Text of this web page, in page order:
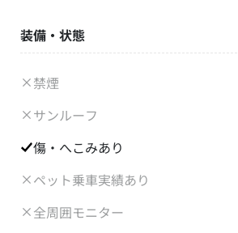
装備・状態
禁煙
サンルーフ
傷・へこみあり
ペット乗車実績あり
全周囲モニター